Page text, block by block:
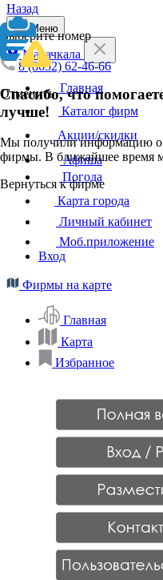
Назад
Выберите номер
8 (8652) 62-46-66
Отменить
Спасибо, что
лучше!
Мы получили информацию о
фирмы. В ближайшее время
Вернуться к фирме
Меню
Махачкала
Главная
Каталог фирм
Акции/скидки
Афиша
Погода
Карта города
Личный кабинет
Моб.приложение
Вход
Фирмы на карте
Главная
Карта
Избранное